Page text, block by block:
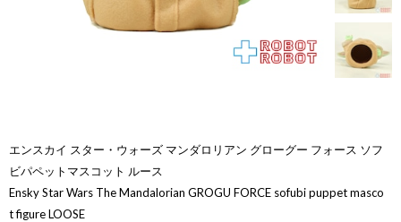
エンスカイ スター・ウォーズ マンダロリアン グローグー フォース ソフ
ビパペットマスコット ルース
Ensky Star Wars The Mandalorian GROGU FORCE sofubi puppet masco
t figure LOOSE